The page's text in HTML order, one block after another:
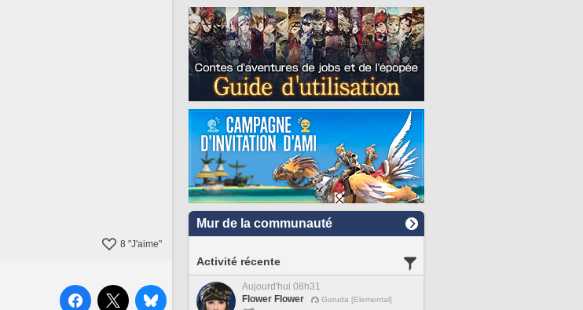
8 "J'aime"
Mur de la communauté
Activité récente
Aujourd'hui 08h31
Flower Flower
Garuda [Elemental]